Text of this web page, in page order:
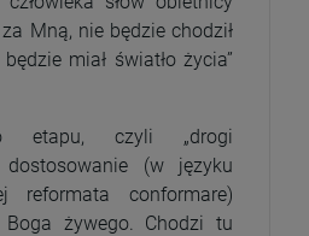
Mną, nie będzie chodził
miał światło życia”
etapu, czyli „drogi
dostosowanie (w języku
reformata conformare)
żywego. Chodzi tu